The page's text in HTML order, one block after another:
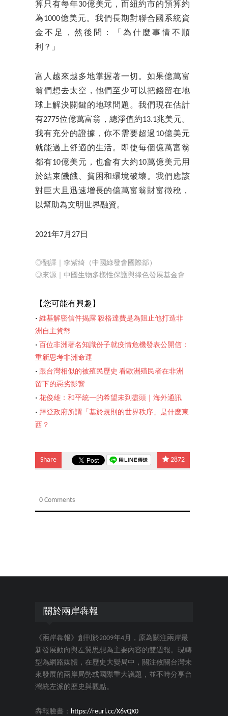
算只有每年30億美元，而紐約市的預算約
為1000億美元。我們長期對聯合國系統資
金不足，然後問：「為什麼事情不順
利？」
富人越來越多地掌握著一切。如果億萬富
翁們想去太空，他們至少可以把錢留在地
球上解決關鍵的地球問題。我們現在估計
有2775位億萬富翁，總淨值約13.1兆美元。
我有充分的證據，你不需要超過10億美元
就能過上舒適的生活。即使每個億萬富翁
都有10億美元，也會有大約10萬億美元用
於結束饑餓、貧困和環境破壞。我們應該
對巨大且迅速增長的億萬富翁財富徵稅，
以幫助為文明世界融資。
2021年7月27日
◎翻譯｜李紫綺（中國綠發會國際部）
◎來源｜中國生物多樣性保護與綠色發展基金會
【您可能有興趣】
‧ 維基解密信件揭露 殺格達費是為阻止他打造非
洲自主貨幣
‧ 百位非洲著名知識份子就疫情危機發表公開信：
重新思考非洲命運
‧ 跟台灣相似的被殖民歷史 看歐洲殖民者在非洲
留下的惡劣影響
‧ 花俊雄：和平統一的希望未到盡頭｜海外通訊
‧ 拜登政府所謂「基於規則的世界秩序」是什麽東
西？
Share 2872
0 Comments
關於兩岸犇報
《兩岸犇報》創刊於2009年4月，原為關注兩岸最
新發展動向與左翼思想為主要內容的雙週報。現轉
型為網路媒體，在歷史大變局中，關注攸關台灣未
來發展的兩岸局勢或國際重大議題，並不時分享台
灣統左派的歷史與觀點。
犇報臉書： https://reurl.cc/X6vQX0